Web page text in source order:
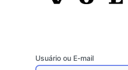
Usuário ou E-mail